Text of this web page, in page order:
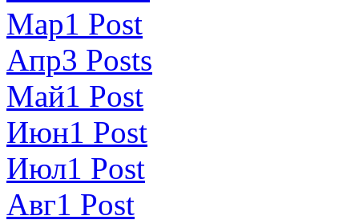
Мар1 Post
Апр3 Posts
Май1 Post
Июн1 Post
Июл1 Post
Авг1 Post